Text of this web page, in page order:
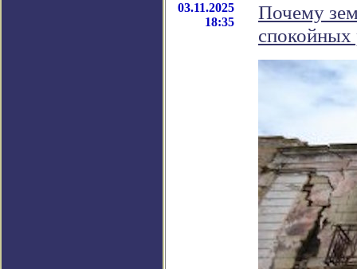
03.11.2025
18:35
Почему
спокойных